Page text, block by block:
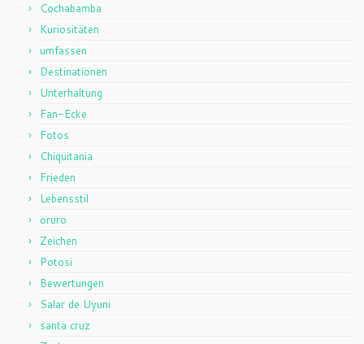
Cochabamba
Kuriositäten
umfassen
Destinationen
Unterhaltung
Fan-Ecke
Fotos
Chiquitania
Frieden
Lebensstil
oruro
Zeichen
Potosi
Bewertungen
Salar de Uyuni
santa cruz